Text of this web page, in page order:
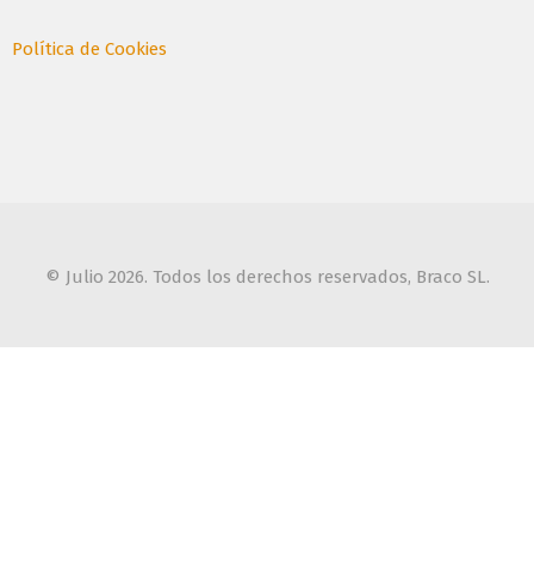
Política de Cookies
© Julio 2026. Todos los derechos reservados, Braco SL.